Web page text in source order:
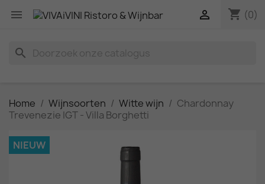
 shopping_cart (0)

search
Home Wijnsoorten Witte wijn
Chardonnay
Trevenezie IGT - Villa Borghetti
NIEUW